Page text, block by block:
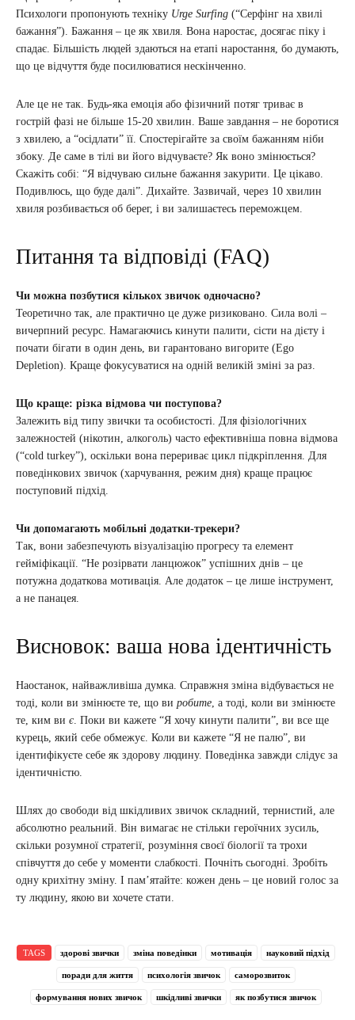
Психологи пропонують техніку Urge Surfing (“Серфінг на хвилі
бажання”). Бажання – це як хвиля. Вона наростає, досягає піку і
спадає. Більшість людей здаються на етапі наростання, бо думають,
що це відчуття буде посилюватися нескінченно.
Але це не так. Будь-яка емоція або фізичний потяг триває в
гострій фазі не більше 15-20 хвилин. Ваше завдання – не боротися
з хвилею, а “осідлати” її. Спостерігайте за своїм бажанням ніби
збоку. Де саме в тілі ви його відчуваєте? Як воно змінюється?
Скажіть собі: “Я відчуваю сильне бажання закурити. Це цікаво.
Подивлюсь, що буде далі”. Дихайте. Зазвичай, через 10 хвилин
хвиля розбивається об берег, і ви залишаєтесь переможцем.
Питання та відповіді (FAQ)
Чи можна позбутися кількох звичок одночасно?
Теоретично так, але практично це дуже ризиковано. Сила волі –
вичерпний ресурс. Намагаючись кинути палити, сісти на дієту і
почати бігати в один день, ви гарантовано вигорите (Ego
Depletion). Краще фокусуватися на одній великій зміні за раз.
Що краще: різка відмова чи поступова?
Залежить від типу звички та особистості. Для фізіологічних
залежностей (нікотин, алкоголь) часто ефективніша повна відмова
(“cold turkey”), оскільки вона перериває цикл підкріплення. Для
поведінкових звичок (харчування, режим дня) краще працює
поступовий підхід.
Чи допомагають мобільні додатки-трекери?
Так, вони забезпечують візуалізацію прогресу та елемент
гейміфікації. “Не розірвати ланцюжок” успішних днів – це
потужна додаткова мотивація. Але додаток – це лише інструмент,
а не панацея.
Висновок: ваша нова ідентичність
Наостанок, найважливіша думка. Справжня зміна відбувається не
тоді, коли ви змінюєте те, що ви робите, а тоді, коли ви змінюєте
те, ким ви є. Поки ви кажете “Я хочу кинути палити”, ви все ще
курець, який себе обмежує. Коли ви кажете “Я не палю”, ви
ідентифікуєте себе як здорову людину. Поведінка завжди слідує за
ідентичністю.
Шлях до свободи від шкідливих звичок складний, тернистий, але
абсолютно реальний. Він вимагає не стільки героїчних зусиль,
скільки розумної стратегії, розуміння своєї біології та трохи
співчуття до себе у моменти слабкості. Почніть сьогодні. Зробіть
одну крихітну зміну. І пам’ятайте: кожен день – це новий голос за
ту людину, якою ви хочете стати.
TAGS здорові звички зміна поведінки мотивація науковий підхід
поради для життя психологія звичок саморозвиток
формування нових звичок шкідливі звички як позбутися звичок